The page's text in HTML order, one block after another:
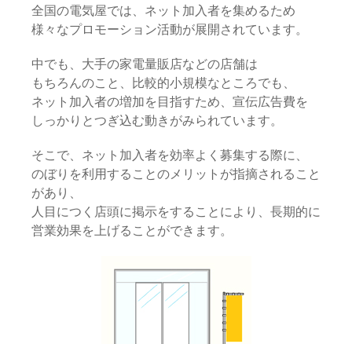
全国の電気屋では、ネット加入者を集めるため
様々なプロモーション活動が展開されています。
中でも、大手の家電量販店などの店舗は
もちろんのこと、比較的小規模なところでも、
ネット加入者の増加を目指すため、宣伝広告費を
しっかりとつぎ込む動きがみられています。
そこで、ネット加入者を効率よく募集する際に、
のぼりを利用することのメリットが指摘されること
があり、
人目につく店頭に掲示をすることにより、長期的に
営業効果を上げることができます。